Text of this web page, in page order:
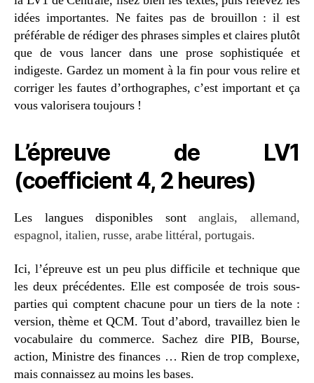
idées importantes. Ne faites pas de brouillon : il est
préférable de rédiger des phrases simples et claires plutôt
que de vous lancer dans une prose sophistiquée et
indigeste. Gardez un moment à la fin pour vous relire et
corriger les fautes d’orthographes, c’est important et ça
vous valorisera toujours !
L’épreuve de LV1
(coefficient 4, 2 heures)
Les langues disponibles sontanglais, allemand,
espagnol, italien, russe, arabe littéral, portugais.
Ici, l’épreuve est un peu plus difficile et technique que
les deux précédentes. Elle est composée de trois sous-
parties qui comptent chacune pour un tiers de la note :
version, thème et QCM. Tout d’abord, travaillez bien le
vocabulaire du commerce. Sachez dire PIB, Bourse,
action, Ministre des finances … Rien de trop complexe,
mais connaissez au moins les bases.